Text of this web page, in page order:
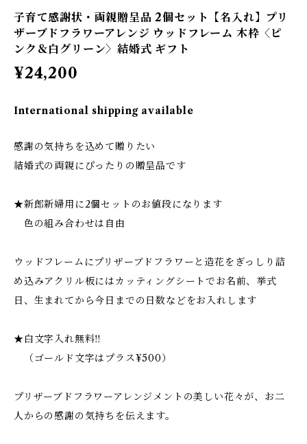
子育て感謝状・両親贈呈品 2個セット【名入れ】プリ
ザーブドフラワーアレンジ ウッドフレーム 木枠〈ピ
ンク＆白グリーン〉結婚式 ギフト
¥24,200
International shipping available
感謝の気持ちを込めて贈りたい
結婚式の両親にぴったりの贈呈品です
★新郎新婦用に2個セットのお値段になります
色の組み合わせは自由
ウッドフレームにプリザーブドフラワーと造花をぎっしり詰
め込みアクリル板にはカッティングシートでお名前、挙式
日、生まれてから今日までの日数などをお入れします
★白文字入れ無料‼︎
（ゴールド文字はプラス¥500）
プリザーブドフラワーアレンジメントの美しい花々が、お二
人からの感謝の気持ちを伝えます。